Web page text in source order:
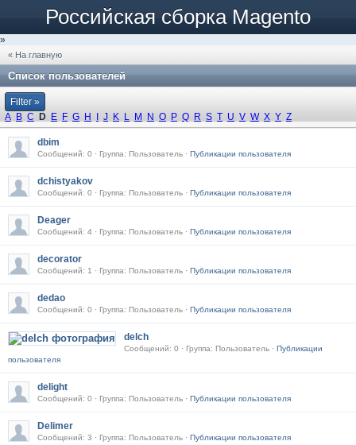
Российская сборка Magento
»
« На главную
Список пользователей
Filter »
A B C D E F G H J K L M N O P Q R S T U V W X Y Z
dbim
Сообщений: 0 · Группа: Пользователь · Публикации пользователя
dchistyakov
Сообщений: 0 · Группа: Пользователь · Публикации пользователя
Deager
Сообщений: 4 · Группа: Пользователь · Публикации пользователя
decorator
Сообщений: 1 · Группа: Пользователь · Публикации пользователя
dedao
Сообщений: 0 · Группа: Пользователь · Публикации пользователя
delch
Сообщений: 0 · Группа: Пользователь · Публикации
пользователя
delight
Сообщений: 0 · Группа: Пользователь · Публикации пользователя
Delimer
Сообщений: 3 · Группа: Пользователь · Публикации пользователя